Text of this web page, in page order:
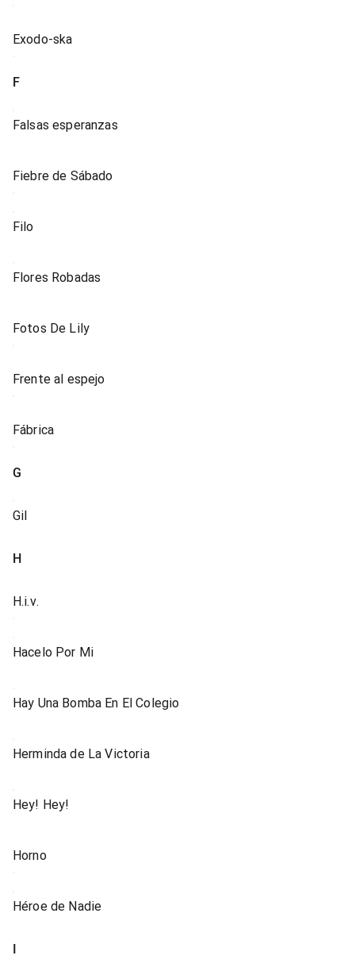
Exodo-ska
F
Falsas esperanzas
Fiebre de Sábado
Filo
Flores Robadas
Fotos De Lily
Frente al espejo
Fábrica
G
Gil
H
H.i.v.
Hacelo Por Mi
Hay Una Bomba En El Colegio
Herminda de La Victoria
Hey! Hey!
Horno
Héroe de Nadie
I